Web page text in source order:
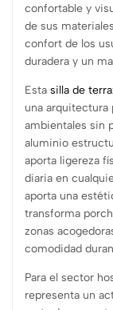
confortable y
de sus
confort de los
duradera y un
Esta silla de
una arquitectura
ambientales sin
aluminio
aporta ligereza
diaria en
aporta una
transforma
zonas
comodidad
Para el sector
representa un